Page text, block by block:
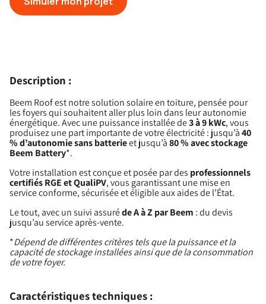
Description :
Beem Roof est notre solution solaire en toiture, pensée pour
les foyers qui souhaitent aller plus loin dans leur autonomie
énergétique. Avec une puissance installée de3 à 9 kWc, vous
produisez une part importante de votre électricité : jusqu’à40
% d’autonomie sans batterieet jusqu’à80 % avec stockage
Beem Battery*.
Votre installation est conçue et posée par des professionnels
certifiés RGE et QualiPV, vous garantissant une mise en
service conforme, sécurisée et éligible aux aides de l’État.
Le tout, avec un suivi assuréde A à Z par Beem : du devis
jusqu’au service après-vente.
*Dépend de différentes critères tels que la puissance et la
capacité de stockage installées ainsi que de la consommation
de votre foyer.
Caractéristiques techniques :